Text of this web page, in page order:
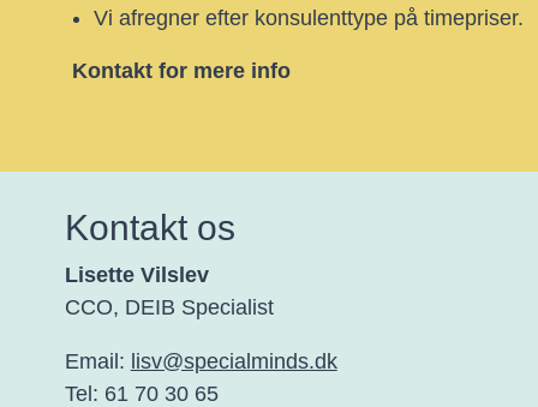
Vi afregner efter konsulenttype på timepriser.
Kontakt for mere info
Kontakt os
Lisette Vilslev
CCO, DEIB Specialist
Email: lisv@specialminds.dk
Tel: 61 70 30 65